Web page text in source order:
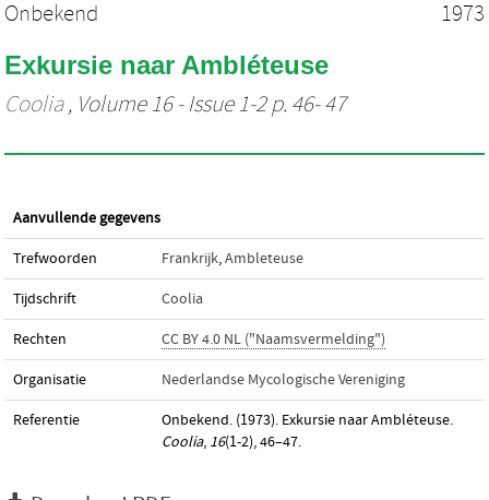
Onbekend 1973
Exkursie naar Ambléteuse
Coolia, Volume 16 - Issue 1-2 p. 46- 47
Aanvullende gegevens
Trefwoorden Frankrijk,Ambleteuse
Tijdschrift Coolia
Rechten CC BY 4.0 NL ("Naamsvermelding")
Organisatie Nederlandse Mycologische Vereniging
Referentie
Onbekend. (1973). Exkursie naar Ambléteuse.
Coolia, 16(1-2), 46–47.